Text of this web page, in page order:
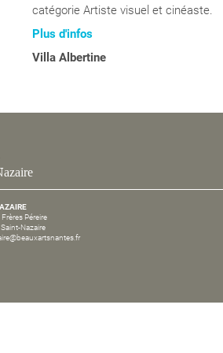
catégorie Artiste visuel et cinéaste.
Plus d'infos
Villa Albertine
Péreire
Nazaire